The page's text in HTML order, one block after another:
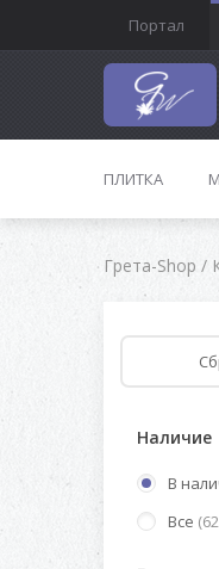
Портал
ПЛИТКА
Грета-Shop /
Наличие
В
Все